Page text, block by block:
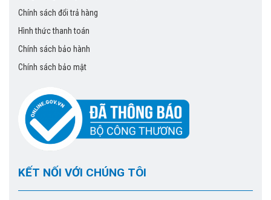
Chính sách đổi trả hàng
Hình thức thanh toán
Chính sách bảo hành
Chính sách bảo mật
KẾT NỐI VỚI CHÚNG TÔI